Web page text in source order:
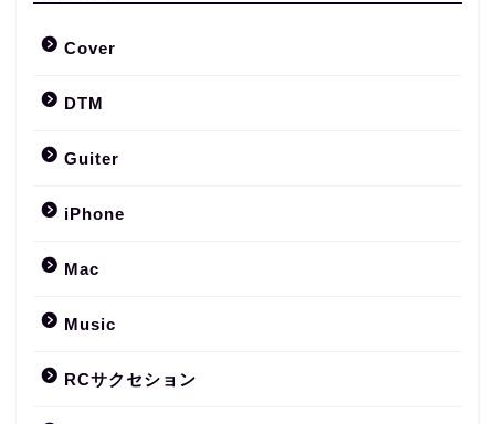
Cover
DTM
Guiter
iPhone
Mac
Music
RCサクセション